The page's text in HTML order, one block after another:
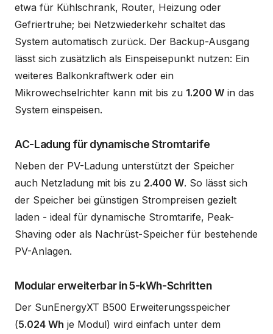
etwa für Kühlschrank, Router, Heizung oder
Gefriertruhe; bei Netzwiederkehr schaltet das
System automatisch zurück. Der Backup-Ausgang
lässt sich zusätzlich als Einspeisepunkt nutzen: Ein
weiteres Balkonkraftwerk oder ein
Mikrowechselrichter kann mit bis zu 1.200 W in das
System einspeisen.
AC-Ladung für dynamische Stromtarife
Neben der PV-Ladung unterstützt der Speicher
auch Netzladung mit bis zu 2.400 W. So lässt sich
der Speicher bei günstigen Strompreisen gezielt
laden - ideal für dynamische Stromtarife, Peak-
Shaving oder als Nachrüst-Speicher für bestehende
PV-Anlagen.
Modular erweiterbar in 5-kWh-Schritten
Der SunEnergyXT B500 Erweiterungsspeicher
(5.024 Wh je Modul) wird einfach unter dem